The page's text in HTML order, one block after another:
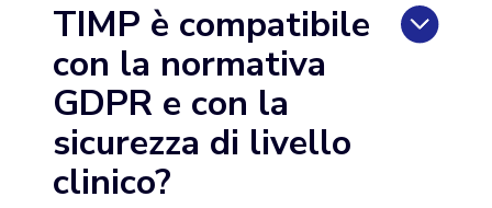
TIMP è compatibile
con la normativa
GDPR e con la
sicurezza di livello
clinico?